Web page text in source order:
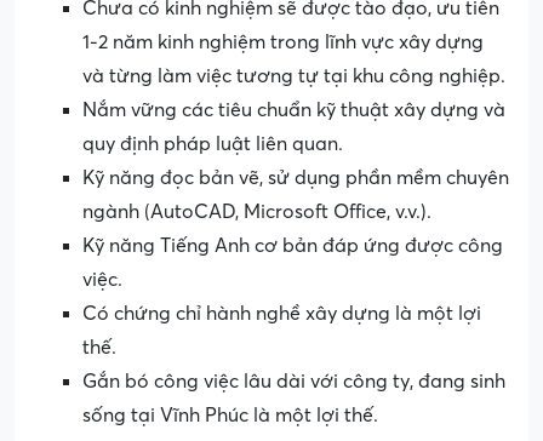
Chưa có kinh nghiệm sẽ được tào đạo, ưu tiên
1-2 năm kinh nghiệm trong lĩnh vực xây dựng
và từng làm việc tương tự tại khu công nghiệp.
Nắm vững các tiêu chuẩn kỹ thuật xây dựng và
quy định pháp luật liên quan.
Kỹ năng đọc bản vẽ, sử dụng phần mềm chuyên
ngành (AutoCAD, Microsoft Office, v.v.).
Kỹ năng Tiếng Anh cơ bản đáp ứng được công
việc.
Có chứng chỉ hành nghề xây dựng là một lợi
thế.
Gắn bó công việc lâu dài với công ty, đang sinh
sống tại Vĩnh Phúc là một lợi thế.